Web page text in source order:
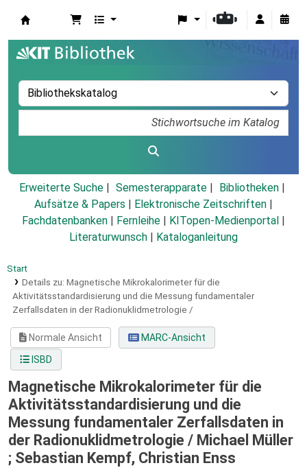
Erweiterte Suche Semesterapparate
Bibliotheken
Aufsätze & Papers
Elektronische Zeitschriften
Fachdatenbanken
Fernleihe KITopen-Medienportal
Literaturwunsch
Kataloganleitung
Start
Details zu: Magnetische Mikrokalorimeter für die
Aktivitätsstandardisierung und die Messung fundamentaler
Zerfallsdaten in der Radionuklidmetrologie /
Normale Ansicht
MARC-Ansicht
ISBD
Magnetische Mikrokalorimeter für die
Aktivitätsstandardisierung und die
Messung fundamentaler Zerfallsdaten in
der Radionuklidmetrologie / Michael Müller
; Sebastian Kempf, Christian Enss